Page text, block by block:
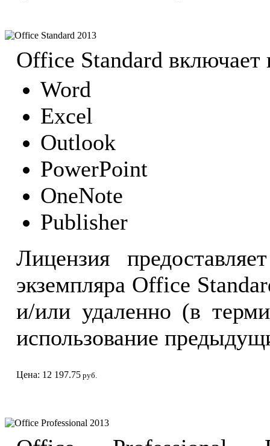
Office Standard 2013
Office Standard
Word
Excel
Outlook
PowerPoint
OneNote
Publisher
Лицензия
экземпляра Office
и/или удаленно (в
использование
Цена: 12 197.75 руб.
Office Professional 2013